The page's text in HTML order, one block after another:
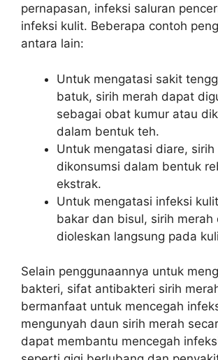
pernapasan, infeksi saluran
infeksi kulit. Beberapa contoh
antara lain:
Untuk mengatasi sakit
batuk, sirih merah dapat
sebagai obat kumur atau
dalam bentuk teh.
Untuk mengatasi diare,
dikonsumsi dalam bentuk
ekstrak.
Untuk mengatasi infeksi
bakar dan bisul, sirih merah
dioleskan langsung pada
Selain penggunaannya untuk
bakteri, sifat antibakteri sirih
bermanfaat untuk mencegah
mengunyah daun sirih merah
dapat membantu mencegah